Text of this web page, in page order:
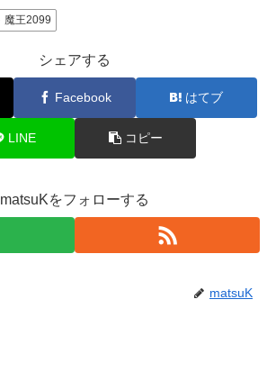
魔王2099
シェアする
Facebook はてブ
LINE コピー
matsuKをフォローする
matsuK